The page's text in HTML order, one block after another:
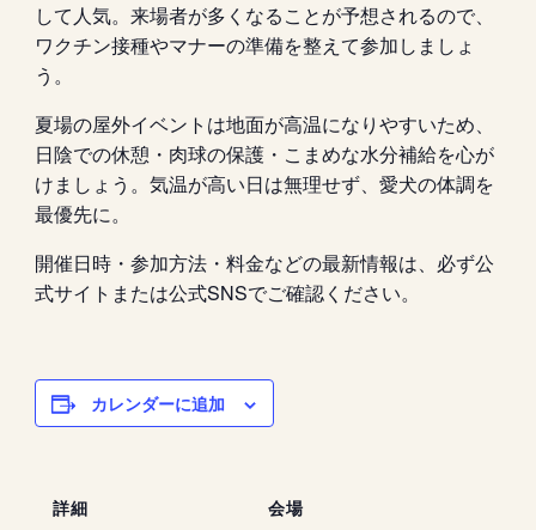
して人気。来場者が多くなることが予想されるので、
ワクチン接種やマナーの準備を整えて参加しましょ
う。
夏場の屋外イベントは地面が高温になりやすいため、
日陰での休憩・肉球の保護・こまめな水分補給を心が
けましょう。気温が高い日は無理せず、愛犬の体調を
最優先に。
開催日時・参加方法・料金などの最新情報は、必ず公
式サイトまたは公式SNSでご確認ください。
カレンダーに追加
詳細
会場